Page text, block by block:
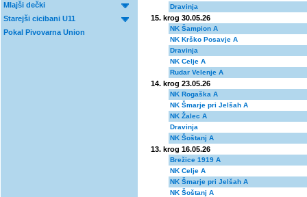
Mlajši dečki
Starejši cicibani U11
Pokal Pivovarna Union
Dravinja
15. krog 30.05.26
NK Šampion A
NK Krško Posavje A
Dravinja
NK Celje A
Rudar Velenje A
14. krog 23.05.26
NK Rogaška A
NK Šmarje pri Jelšah A
NK Žalec A
Dravinja
NK Šoštanj A
13. krog 16.05.26
Brežice 1919 A
NK Celje A
NK Šmarje pri Jelšah A
NK Šoštanj A